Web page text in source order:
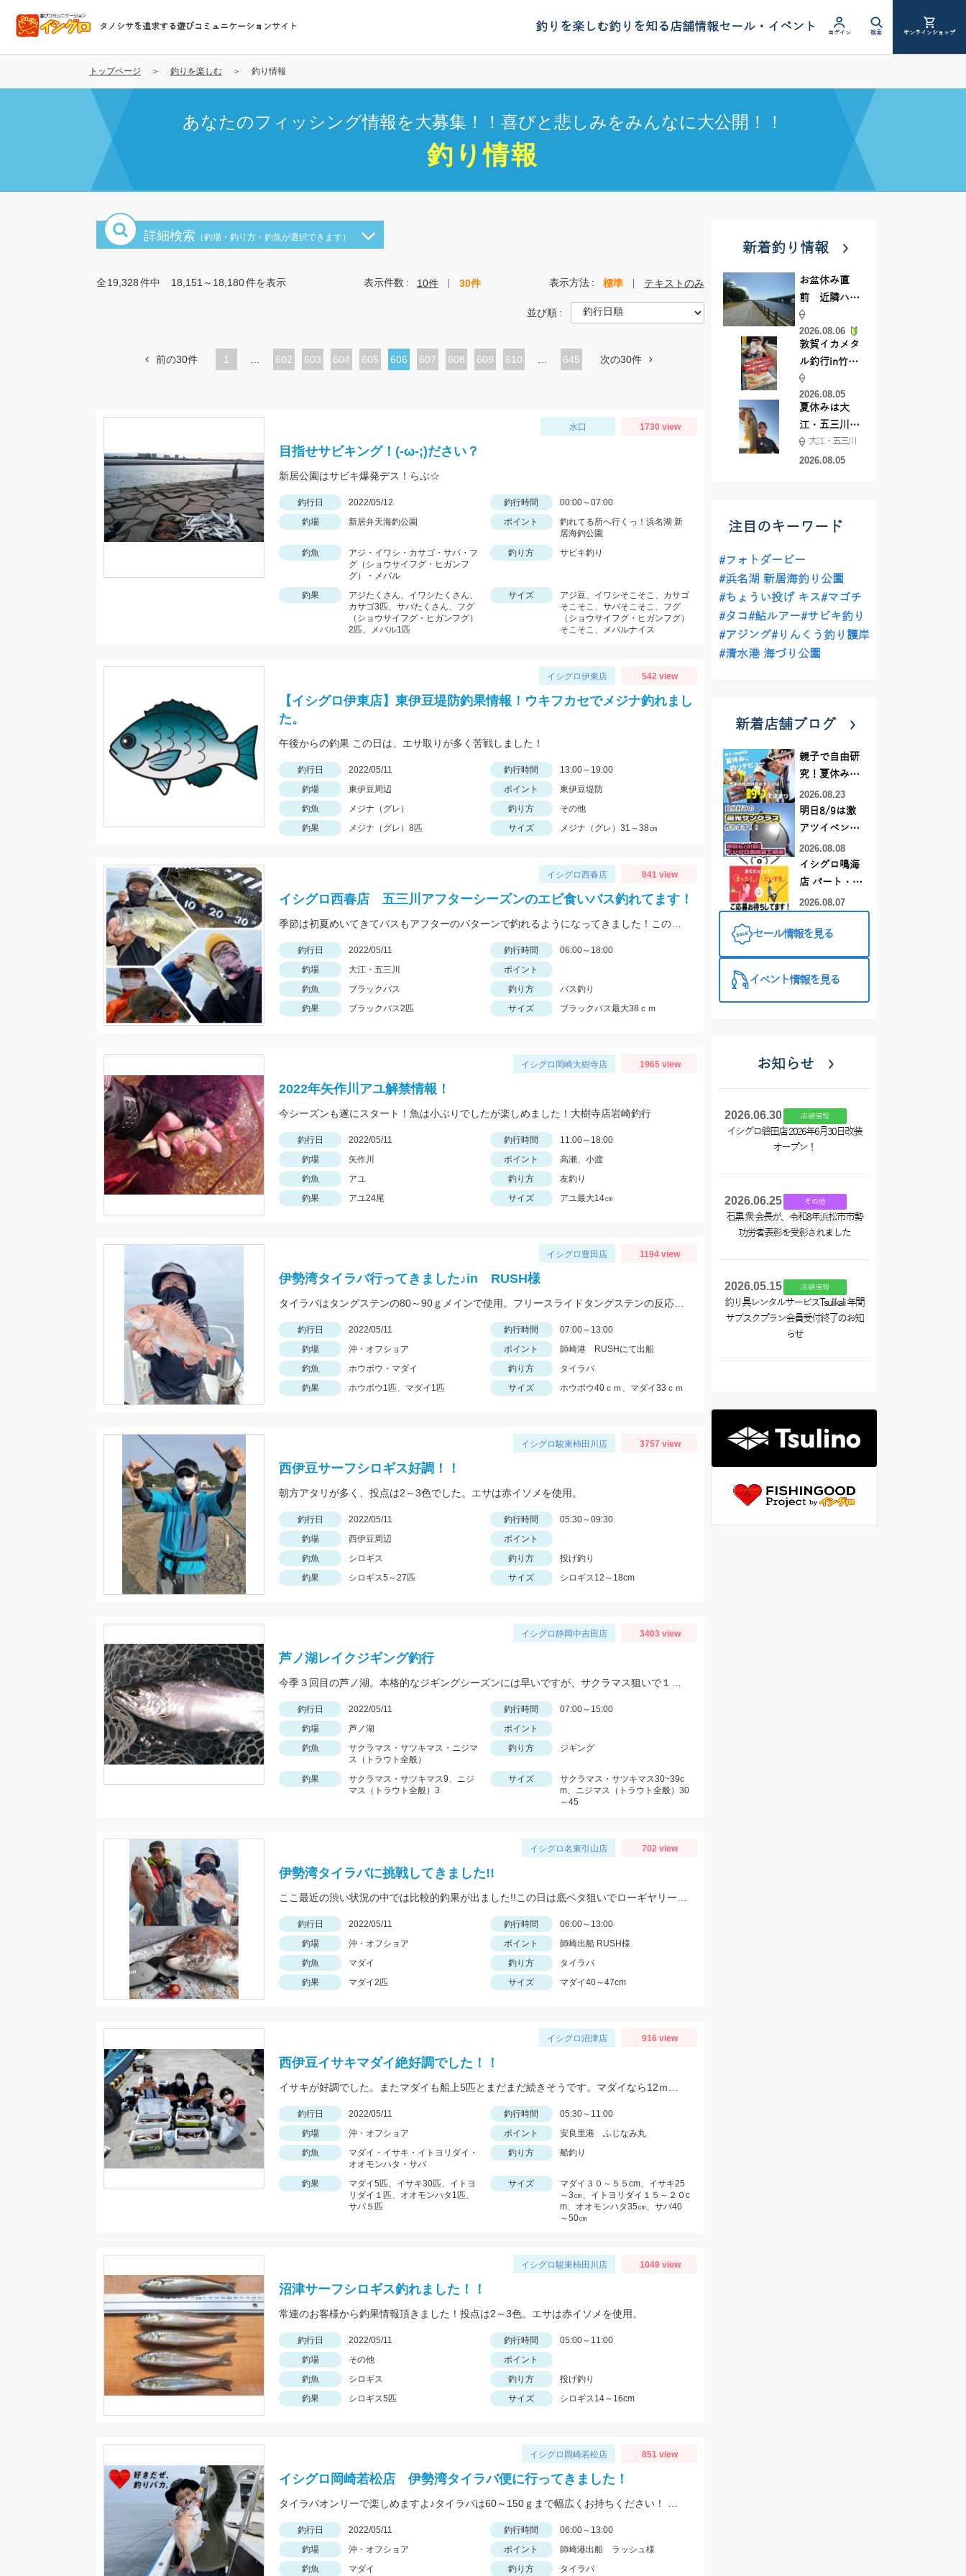
コ
テ
タノシサを追求する遊びコミュニケーションサイト 釣りを楽しむ釣りを知る店舗情報セール・イベント ログイン 検索 オンラインショップ
トップページ 釣りを楽しむ 釣り情報
あなたのフィッシング情報を大募集！！喜びと悲しみをみんなに大公開！！
釣り情報
詳細検索 （釣場・釣り方・釣魚が選択できます）
全19,328件中 18,151～18,180件を表示 表示件数 10件 30件 表示方法 標準 テキストのみ
並び順
前の30件 1
ペ
602
ペ
603
ペ
604
ペ
605
カ
ペ
606
ペ
607
ペ
608
ペ
609
ペ
610 645 次の30件
水口 1730 view
目指せサビキング！(-ω-;)ださい？
新居公園はサビキ爆発デス！らぶ☆
釣行日 2022/05/12 釣行時間
00:00～07:00
釣場
新居弁天海釣公園 ポイント
釣れてる所へ行くっ！浜名湖 新
居海釣公園
釣魚
アジ・イワシ・カサゴ・サバ・フ
グ（ショウサイフグ・ヒガンフ
グ）・メバル
釣り方 サビキ釣り
釣果
アジたくさん、イワシたくさん、
カサゴ3匹、サバたくさん、フグ
（ショウサイフグ・ヒガンフグ）
2匹、メバル1匹
サイズ
アジ豆、イワシそこそこ、カサゴ
そこそこ、サバそこそこ、フグ
（ショウサイフグ・ヒガンフグ）
そこそこ、メバルナイス
イシグロ伊東店 542 view
【イシグロ伊東店】東伊豆堤防釣果情報！ウキフカセでメジナ釣れまし
た。
午後からの釣果 この日は、エサ取りが多く苦戦しました！
釣行日 2022/05/11 釣行時間
13:00～19:00
釣場
東伊豆周辺 ポイント
東伊豆堤防
釣魚
メジナ（グレ） 釣り方
その他
釣果
メジナ（グレ）8匹 サイズ メジナ（グレ）31～38㎝
イシグロ西春店 841 view
イシグロ西春店 五三川アフターシーズンのエビ食いバス釣れてます！
釣行日 2022/05/11 釣行時間
06:00～18:00
釣場
大江・五三川
ポイント
釣魚
ブラックバス 釣り方
バス釣り
釣果
ブラックバス2匹 サイズ ブラックバス最大38ｃｍ
イシグロ岡崎大樹寺店 1965 view
2022年矢作川アユ解禁情報！
今シーズンも遂にスタート！魚は小ぶりでしたが楽しめました！大樹寺店岩崎釣行
釣行日 2022/05/11 釣行時間
11:00～18:00
釣場
矢作川 ポイント
高瀬、小渡
釣魚
アユ 釣り方
友釣り
釣果
アユ24尾 サイズ アユ最大14㎝
イシグロ豊田店 1194 view
伊勢湾タイラバ行ってきました♪in RUSH様
釣行日 2022/05/11 釣行時間
07:00～13:00
釣場
沖・オフショア ポイント
師崎港 RUSHにて出船
釣魚
ホウボウ・マダイ 釣り方
タイラバ
釣果
ホウボウ1匹、マダイ1匹 サイズ ホウボウ40ｃｍ、マダイ33ｃｍ
イシグロ駿東柿田川店 3757 view
西伊豆サーフシロギス好調！！
朝方アタリが多く、投点は2～3色でした。エサは赤イソメを使用。
釣行日 2022/05/11 釣行時間
05:30～09:30
釣場
西伊豆周辺
ポイント
釣魚
シロギス 釣り方
投げ釣り
釣果
シロギス5～27匹 サイズ シロギス12～18cm
イシグロ静岡中吉田店 3403 view
芦ノ湖レイクジギング釣行
釣行日 2022/05/11 釣行時間
07:00～15:00
釣場
芦ノ湖
ポイント
釣魚
サクラマス・サツキマス・ニジマ
ス（トラウト全般）
釣り方 ジギング
釣果
サクラマス・サツキマス9、ニジ
マス（トラウト全般）3
サイズ
サクラマス・サツキマス30~39c
m、ニジマス（トラウト全般）30
～45
イシグロ名東引山店 702 view
伊勢湾タイラバに挑戦してきました!!
釣行日 2022/05/11 釣行時間
06:00～13:00
釣場
沖・オフショア ポイント
師崎出船 RUSH様
釣魚
マダイ 釣り方
タイラバ
釣果
マダイ2匹 サイズ マダイ40～47cm
イシグロ沼津店 916 view
西伊豆イサキマダイ絶好調でした！！
釣行日 2022/05/11 釣行時間
05:30～11:00
釣場
沖・オフショア ポイント
安良里港 ふじなみ丸
釣魚
マダイ・イサキ・イトヨリダイ・
オオモンハタ・サバ
釣り方 船釣り
釣果
マダイ5匹、イサキ30匹、イトヨ
リダイ１匹、オオモンハタ1匹、
サバ５匹
サイズ
マダイ３０～５５cm、イサキ25
～3㎝、イトヨリダイ１５～２０c
m、オオモンハタ35㎝、サバ40
～50㎝
イシグロ駿東柿田川店 1049 view
沼津サーフシロギス釣れました！！
常連のお客様から釣果情報頂きました！投点は2～3色。エサは赤イソメを使用。
釣行日 2022/05/11 釣行時間
05:00～11:00
釣場
その他
ポイント
釣魚
シロギス 釣り方
投げ釣り
釣果
シロギス5匹 サイズ シロギス14～16cm
イシグロ岡崎若松店 851 view
イシグロ岡崎若松店 伊勢湾タイラバ便に行ってきました！
釣行日 2022/05/11 釣行時間
06:00～13:00
釣場
沖・オフショア ポイント
師崎港出船 ラッシュ様
釣魚
マダイ 釣り方 タイラバ
新着釣り情報
お盆休み直
前 近隣ハゼ
釣り場調査し
てきました
2026.08.06
敦賀イカメタ
ル釣行in竹宝
丸様 釣り方で
釣果が激変！
竿頭を取った
パターンと
は？
2026.08.05
夏休みは大
江・五三川で
バスフィッシ
ング♪
大江・五三川
2026.08.05
注目のキーワード
#フォトダービー
#浜名湖 新居海釣り公園
#ちょうい投げ キス#マゴチ
#タコ#鮎ルアー#サビキ釣り
#アジング#りんくう釣り護岸
#清水港 海づり公園
新着店舗ブログ
親子で自由研
究！夏休みに
釣りデビュー
2026.08.23
明日8/9は激
アツイベント
日！！！～オ
ーダー偏光グ
ラス受注会～
2026.08.08
イシグロ鳴海
店 パート・ア
ルバイトスタ
募集中！
2026.08.07
セール情報を見る
イベント情報を見る
お知らせ
2026.06.30 店舗情報
イシグロ磐田店 2026年6月30日改装
オープン！
2026.06.25 その他
石黒 衆 会長が、令和8年浜松市市勢
功労者表彰を受彰されました
2026.05.15 店舗情報
釣り具レンタルサービスTsulikali 年間
サブスクプラン会員受付終了のお知
らせ